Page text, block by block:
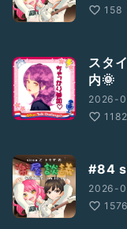
158
スタ
内🌞
2026-
1182
#84
2026-
1576